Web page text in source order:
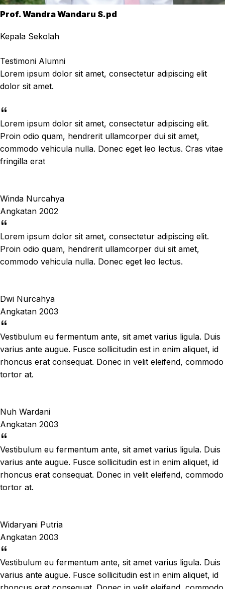
Prof. Wandra Wandaru S.pd
Kepala Sekolah
Testimoni Alumni
Lorem ipsum dolor sit amet, consectetur adipiscing elit
dolor sit amet.
Lorem ipsum dolor sit amet, consectetur adipiscing elit.
Proin odio quam, hendrerit ullamcorper dui sit amet,
commodo vehicula nulla. Donec eget leo lectus. Cras vitae
fringilla erat
Winda Nurcahya
Angkatan 2002
Lorem ipsum dolor sit amet, consectetur adipiscing elit.
Proin odio quam, hendrerit ullamcorper dui sit amet,
commodo vehicula nulla. Donec eget leo lectus.
Dwi Nurcahya
Angkatan 2003
Vestibulum eu fermentum ante, sit amet varius ligula. Duis
varius ante augue. Fusce sollicitudin est in enim aliquet, id
rhoncus erat consequat. Donec in velit eleifend, commodo
tortor at.
Nuh Wardani
Angkatan 2003
Vestibulum eu fermentum ante, sit amet varius ligula. Duis
varius ante augue. Fusce sollicitudin est in enim aliquet, id
rhoncus erat consequat. Donec in velit eleifend, commodo
tortor at.
Widaryani Putria
Angkatan 2003
Vestibulum eu fermentum ante, sit amet varius ligula. Duis
varius ante augue. Fusce sollicitudin est in enim aliquet, id